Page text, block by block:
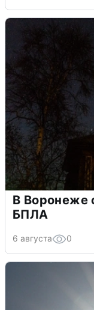
В Воронеже
БПЛА
6 августа 0